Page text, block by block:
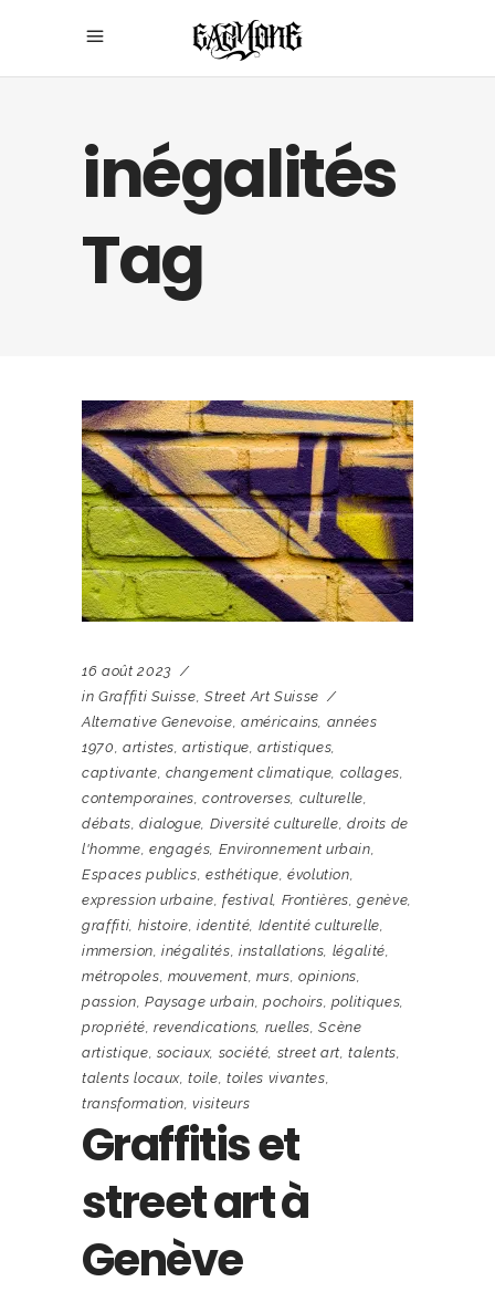
inégalités
Tag
16 août 2023
in Graffiti Suisse,Street Art Suisse
Alternative Genevoise, américains, années
1970, artistes,artistique,artistiques,
captivante, changement climatique, collages,
contemporaines,controverses, culturelle,
débats,dialogue, Diversité culturelle,droits de
l'homme, engagés, Environnement urbain,
Espaces publics,esthétique, évolution,
expression urbaine,festival, Frontières,genève,
graffiti, histoire,identité, Identité culturelle,
immersion,inégalités, installations, légalité,
métropoles, mouvement, murs, opinions,
passion, Paysage urbain,pochoirs, politiques,
propriété,revendications, ruelles,Scène
artistique, sociaux, société, street art,talents,
talents locaux,toile, toiles vivantes,
transformation,visiteurs
Graffitis et
street art à
Genève